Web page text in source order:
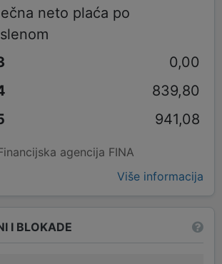
neto plaća po
0,00
839,80
941,08
agencija FINA
Više informacija
I BLOKADE